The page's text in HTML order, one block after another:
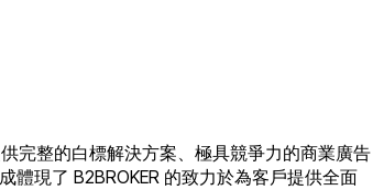
完整的白標解決方案、極具競爭力的商業廣告
體現了 B2BROKER 的致力於為客戶提供全面